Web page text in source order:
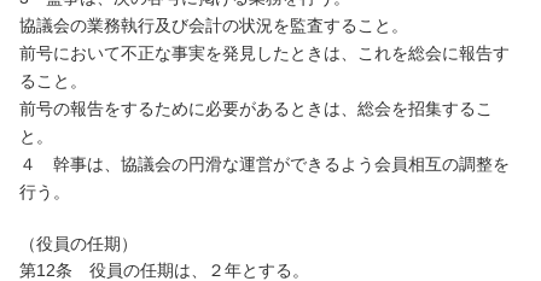
協議会の業務執行及び会計の状況を監査すること。
前号において不正な事実を発見したときは、これを総会に報告す
ること。
前号の報告をするために必要があるときは、総会を招集するこ
と。
４ 幹事は、協議会の円滑な運営ができるよう会員相互の調整を
行う。
（役員の任期）
第12条 役員の任期は、２年とする。